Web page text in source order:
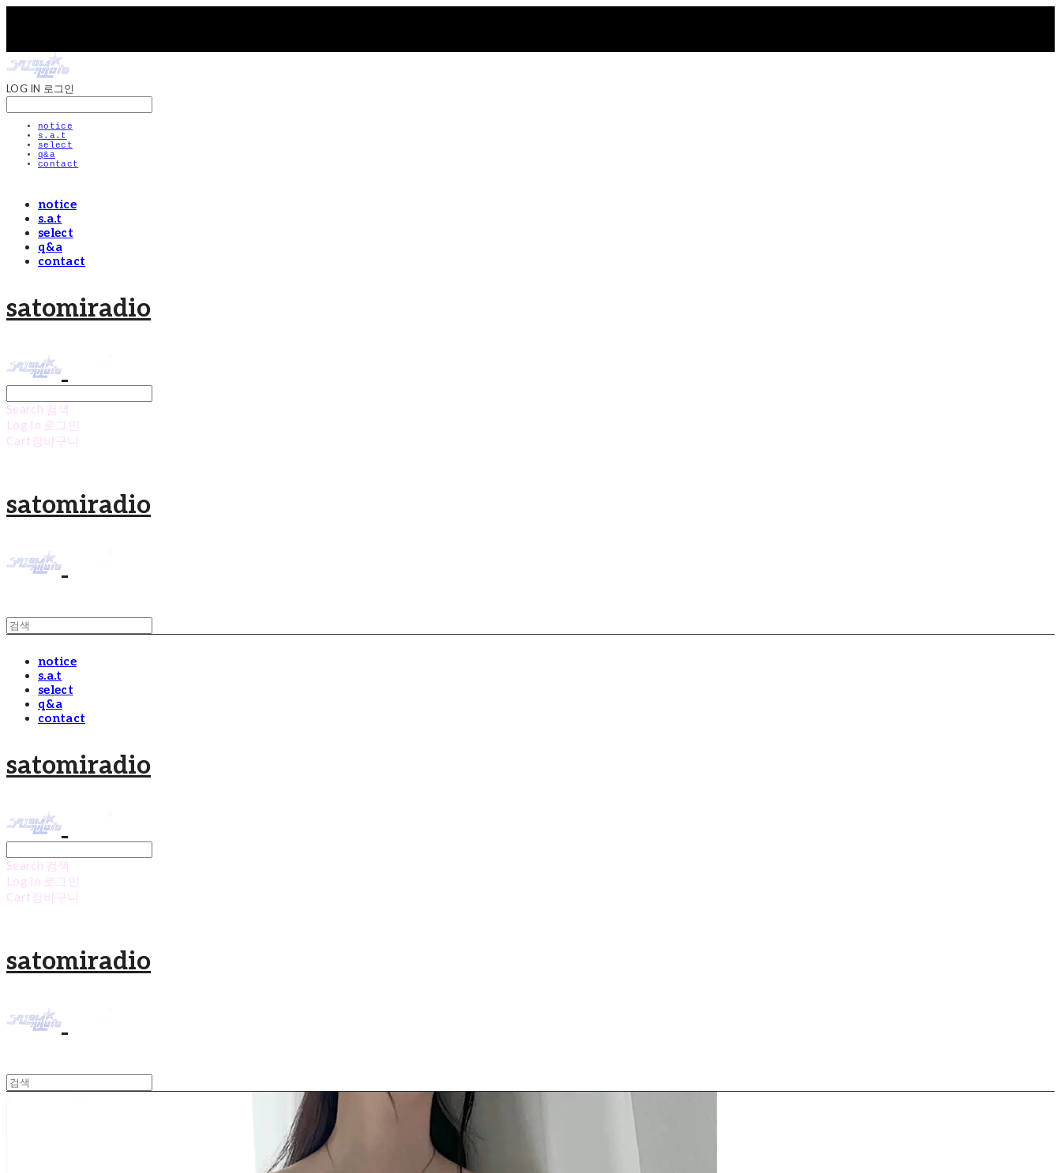
LOG IN 로그인
notice
s.a.t
select
q&a
contact
notice
s.a.t
select
q&a
contact
satomiradio
Search 검색
Log In 로그인
Cart 장바구니
satomiradio
notice
s.a.t
select
q&a
contact
satomiradio
Search 검색
Log In 로그인
Cart 장바구니
satomiradio